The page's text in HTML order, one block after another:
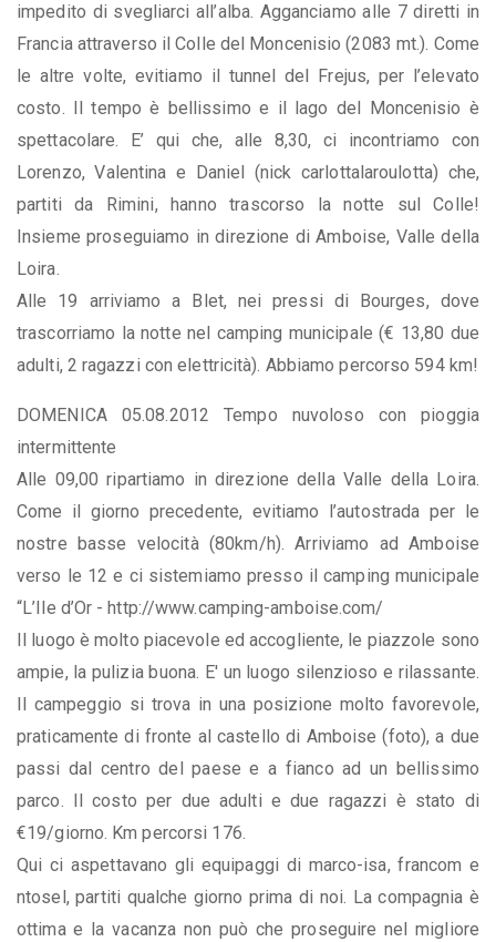
impedito di svegliarci all’alba. Agganciamo alle 7 diretti in
Francia attraverso il Colle del Moncenisio (2083 mt.). Come
le altre volte, evitiamo il tunnel del Frejus, per l’elevato
costo. Il tempo è bellissimo e il lago del Moncenisio è
spettacolare. E’ qui che, alle 8,30, ci incontriamo con
Lorenzo, Valentina e Daniel (nick carlottalaroulotta) che,
partiti da Rimini, hanno trascorso la notte sul Colle!
Insieme proseguiamo in direzione di Amboise, Valle della
Loira.
Alle 19 arriviamo a Blet, nei pressi di Bourges, dove
trascorriamo la notte nel camping municipale (€ 13,80 due
adulti, 2 ragazzi con elettricità). Abbiamo percorso 594 km!
DOMENICA 05.08.2012 Tempo nuvoloso con pioggia
intermittente
Alle 09,00 ripartiamo in direzione della Valle della Loira.
Come il giorno precedente, evitiamo l’autostrada per le
nostre basse velocità (80km/h). Arriviamo ad Amboise
verso le 12 e ci sistemiamo presso il camping municipale
“L’Ile d’Or - http://www.camping-amboise.com/
Il luogo è molto piacevole ed accogliente, le piazzole sono
ampie, la pulizia buona. E' un luogo silenzioso e rilassante.
Il campeggio si trova in una posizione molto favorevole,
praticamente di fronte al castello di Amboise (foto), a due
passi dal centro del paese e a fianco ad un bellissimo
parco. Il costo per due adulti e due ragazzi è stato di
€19/giorno. Km percorsi 176.
Qui ci aspettavano gli equipaggi di marco-isa, francom e
ntosel, partiti qualche giorno prima di noi. La compagnia è
ottima e la vacanza non può che proseguire nel migliore